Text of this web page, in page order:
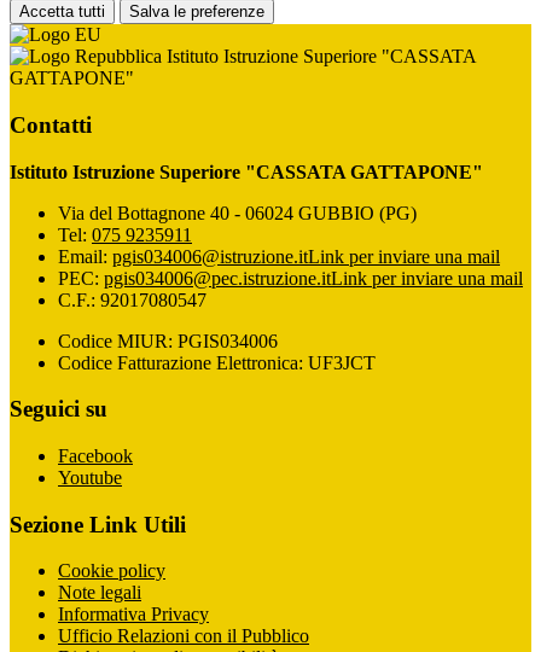
Accetta tutti Salva le preferenze
Istituto Istruzione Superiore "CASSATA
GATTAPONE"
Contatti
Istituto Istruzione Superiore "CASSATA GATTAPONE"
Via del Bottagnone 40 - 06024 GUBBIO (PG)
Tel: 075 9235911
Email: pgis034006@istruzione.itLink per inviare una mail
PEC: pgis034006@pec.istruzione.itLink per inviare una mail
C.F.: 92017080547
Codice MIUR: PGIS034006
Codice Fatturazione Elettronica: UF3JCT
Seguici su
Facebook
Youtube
Sezione Link Utili
Cookie policy
Note legali
Informativa Privacy
Ufficio Relazioni con il Pubblico